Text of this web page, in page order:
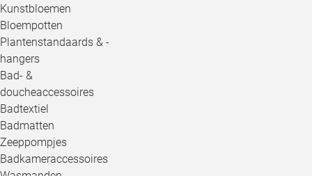
Kunstbloemen
Bloempotten
Plantenstandaards & -
hangers
Bad- &
doucheaccessoires
Badtextiel
Badmatten
Zeeppompjes
Badkameraccessoires